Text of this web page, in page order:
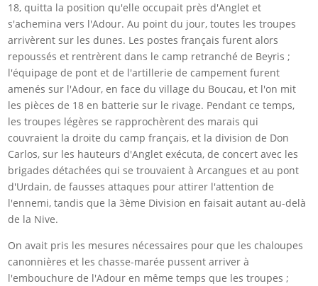
18, quitta la position qu'elle occupait près d'Anglet et
s'achemina vers l'Adour. Au point du jour, toutes les troupes
arrivèrent sur les dunes. Les postes français furent alors
repoussés et rentrèrent dans le camp retranché de Beyris ;
l'équipage de pont et de l'artillerie de campement furent
amenés sur l'Adour, en face du village du Boucau, et l'on mit
les pièces de 18 en batterie sur le rivage. Pendant ce temps,
les troupes légères se rapprochèrent des marais qui
couvraient la droite du camp français, et la division de Don
Carlos, sur les hauteurs d'Anglet exécuta, de concert avec les
brigades détachées qui se trouvaient à Arcangues et au pont
d'Urdain, de fausses attaques pour attirer l'attention de
l'ennemi, tandis que la 3ème Division en faisait autant au-delà
de la Nive.
On avait pris les mesures nécessaires pour que les chaloupes
canonnières et les chasse-marée pussent arriver à
l'embouchure de l'Adour en même temps que les troupes ;